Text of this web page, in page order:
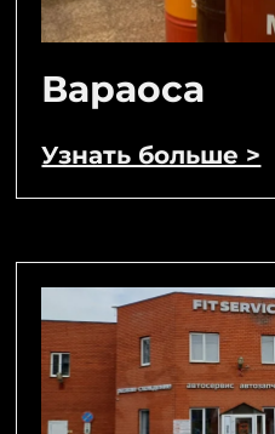
Вараоса
Узнать больше >